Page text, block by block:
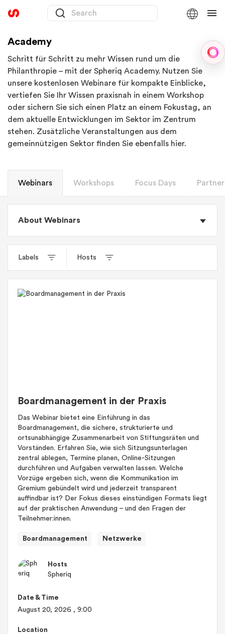
Academy
Schritt für Schritt zu mehr Wissen rund um die
Philanthropie – mit der Spheriq Academy. Nutzen Sie
unsere kostenlosen Webinare für kompakte Einblicke,
vertiefen Sie Ihr Wissen praxisnah in einem Workshop
oder sichern Sie sich einen Platz an einem Fokustag, an
dem aktuelle Entwicklungen im Sektor im Zentrum
stehen. Zusätzliche Veranstaltungen aus dem
gemeinnützigen Sektor finden Sie ebenfalls hier.
Webinars Workshops Focus Days
About Webinars
Labels Hosts
Boardmanagement in der Praxis
Das Webinar bietet eine Einführung in das
Boardmanagement, die sichere, strukturierte und
ortsunabhängige Zusammenarbeit von Stiftungsräten und
Vorständen. Erfahren Sie, wie sich Sitzungsunterlagen
zentral ablegen, Termine planen, Online-Sitzungen
durchführen und Aufgaben verwalten lassen. Welche
Vorzüge ergeben sich, wenn die Kommunikation im
Gremium gebündelt wird und jederzeit transparent
auffindbar ist? Der Fokus dieses einstündigen Formats liegt
auf der praktischen Anwendung – und den Fragen der
Teilnehmer:innen.
Boardmanagement Netzwerke
Hosts
Spheriq
Date & Time
August 20, 2026 , 9:00
Location